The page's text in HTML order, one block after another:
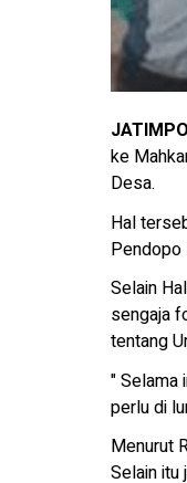
ke
Desa.
Hal
Pendopo
Selain
sengaja
tentang
" Selama
perlu di
Menurut
Selain itu